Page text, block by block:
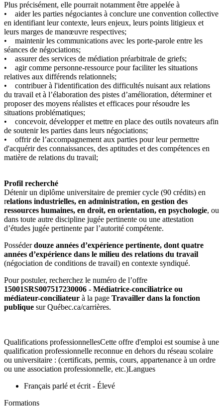
Plus précisément, elle pourrait notamment être appelée à
• aider les parties négociantes à conclure une convention collective
en identifiant leur contexte, leurs enjeux, leurs points litigieux et
leurs marges de manœuvre respectives;
• maintenir les communications avec les porte-parole entre les
séances de négociations;
• assurer des services de médiation préarbitrale de griefs;
• agir comme personne-ressource pour faciliter les situations
relatives aux différends relationnels;
• contribuer à l'identification des difficultés nuisant aux relations
du travail et à l’élaboration des pistes d’amélioration, déterminer et
proposer des moyens réalistes et efficaces pour résoudre les
situations problématiques;
• concevoir, développer et mettre en place des outils novateurs afin
de soutenir les parties dans leurs négociations;
• offrir de l’accompagnement aux parties pour leur permettre
d'acquérir des connaissances, des aptitudes et des compétences en
matière de relations du travail;
Profil recherché
Détenir un diplôme universitaire de premier cycle (90 crédits) en
relations industrielles, en administration, en gestion des
ressources humaines, en droit, en orientation, en psychologie, ou
dans toute autre discipline jugée pertinente ou une attestation
d’études jugée pertinente par l’autorité compétente.
Posséderdouze années d’expérience pertinente, dont quatre
années d’expérience dans le milieu des relations du travail
(négociation de conditions de travail) en contexte syndiqué.
Pour postuler, recherchez le numéro de l’offre
15001SRS007517230006 - Médiatrice-conciliatrice ou
médiateur-conciliateur à la page Travailler dans la fonction
publique sur Québec.ca/carrières.
Qualifications professionnellesCette offre d'emploi est soumise à une
qualification professionnelle reconnue en dehors du réseau scolaire
ou universitaire : (certificats, permis, cours, appartenance à un ordre
ou une association professionnelle, etc.)Langues
Français parlé et écrit - Élevé
Formations